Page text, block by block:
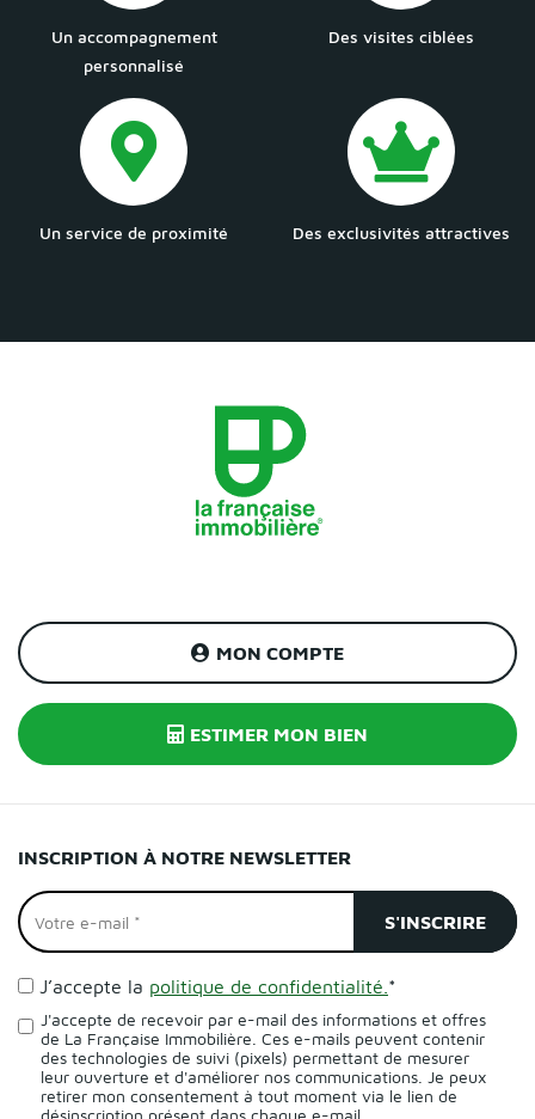
Un accompagnement
personnalisé
Des visites ciblées
Un service de proximité Des exclusivités attractives
MON COMPTE
ESTIMER MON BIEN
INSCRIPTION À NOTRE NEWSLETTER
J’accepte la politique de confidentialité. *
J'accepte de recevoir par e-mail des informations et offres
de La Française Immobilière. Ces e-mails peuvent contenir
des technologies de suivi (pixels) permettant de mesurer
leur ouverture et d'améliorer nos communications. Je peux
retirer mon consentement à tout moment via le lien de